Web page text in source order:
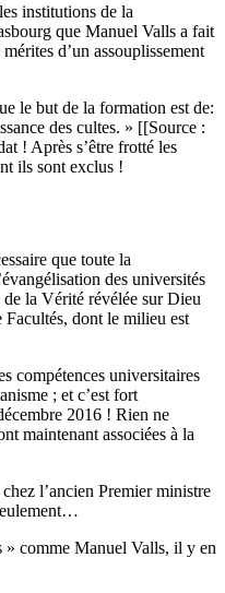
institutions de la
que Manuel Valls a fait
d’un assouplissement
le but de la formation est de:
des cultes. » [[Source :
! Après s’être frotté les
ils sont exclus !
que toute la
des universités
la Vérité révélée sur Dieu
Facultés, dont le milieu est
compétences universitaires
; et c’est fort
2016 ! Rien ne
maintenant associées à la
l’ancien Premier ministre
» comme Manuel Valls, il y en